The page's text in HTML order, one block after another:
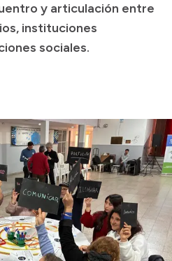
y articulación entre
instituciones
sociales.